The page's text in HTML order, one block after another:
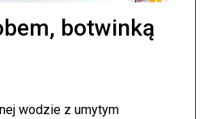
botwinką
wodzie z umytym